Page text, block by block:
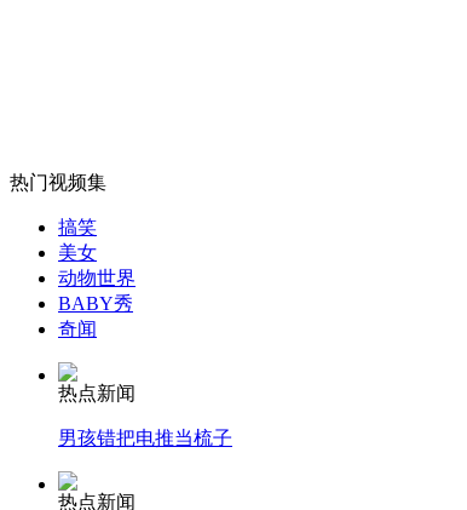
安徽一实载49人客车翻车
走！跟着总书记去植树
消防员救轻生者
热门视频集
搞笑
美女
动物世界
BABY秀
奇闻
热点新闻
男孩错把电推当梳子
热点新闻